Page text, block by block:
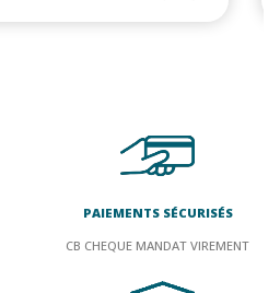
PAIEMENTS SÉCURISÉS
CB CHEQUE MANDAT VIREMENT